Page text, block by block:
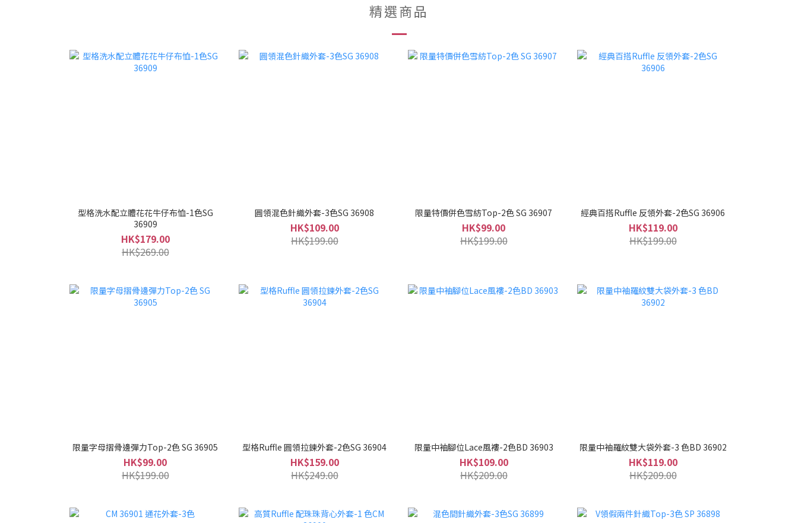
精選商品
型格洗水配立體花花牛仔布恤-1色SG
36909
HK$179.00
HK$269.00
圓領混色針織外套-3色SG 36908
HK$109.00
HK$199.00
限量特價併色雪紡Top-2色 SG 36907
HK$99.00
HK$199.00
經典百搭Ruffle 反領外套-2色SG 36906
HK$119.00
HK$199.00
限量字母摺骨邊彈力Top-2色 SG 36905
HK$99.00
HK$199.00
型格Ruffle 圓領拉鍊外套-2色SG 36904
HK$159.00
HK$249.00
限量中袖腳位Lace風褸-2色BD 36903
HK$109.00
HK$209.00
限量中袖羅紋雙大袋外套-3 色BD 36902
HK$119.00
HK$209.00